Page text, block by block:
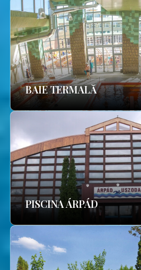
BAIE TERMALĂ
PISCINA ÁRPÁD